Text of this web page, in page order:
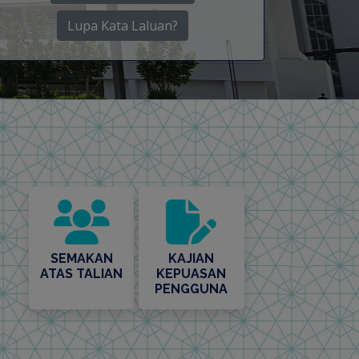
Lupa Kata Laluan?
SEMAKAN
ATAS TALIAN
KAJIAN
KEPUASAN
PENGGUNA